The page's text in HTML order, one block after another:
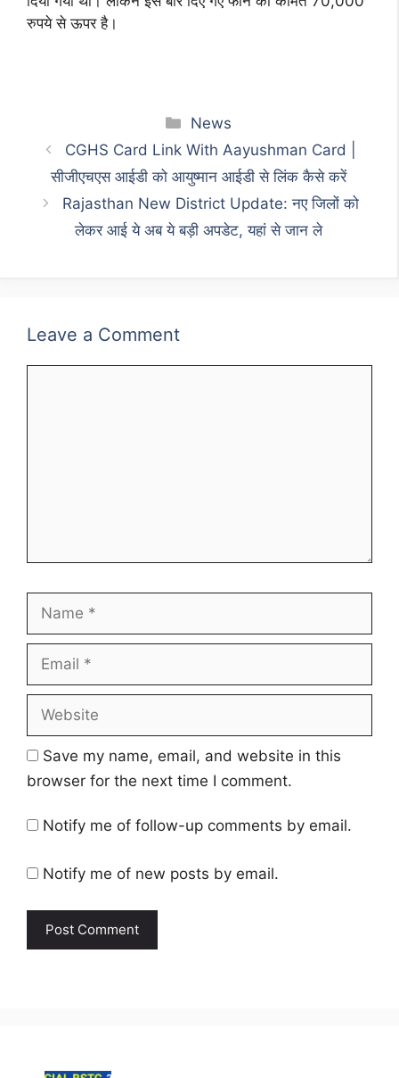
रुपये से ऊपर है।
Categories
News
CGHS Card Link With Aayushman Card |
सीजीएचएस आईडी को आयुष्मान आईडी से लिंक कैसे करें
Rajasthan New District Update: नए जिलों को
लेकर आई ये अब ये बड़ी अपडेट, यहां से जान ले
Leave a Comment
Save my name, email, and website in this
browser for the next time I comment.
Notify me of follow-up comments by email.
Notify me of new posts by email.